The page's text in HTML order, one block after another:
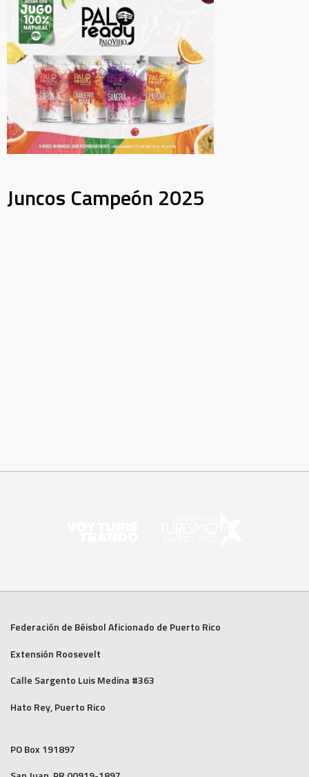
Juncos Campeón 2025
Federación de Béisbol Aficionado de Puerto Rico
Extensión Roosevelt
Calle Sargento Luis Medina #363
Hato Rey, Puerto Rico
PO Box 191897